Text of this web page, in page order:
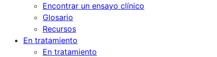
Encontrar un ensayo clínico
Glosario
Recursos
En tratamiento
En tratamiento